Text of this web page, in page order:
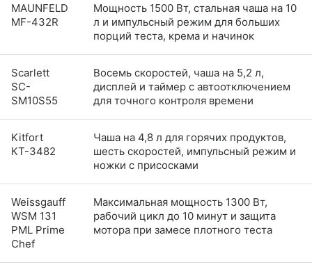
MAUNFELD
MF-432R
Мощность 1500 Вт, стальная чаша на 10
л и импульсный режим для больших
порций теста, крема и начинок
Scarlett
SC-
SM10S55
Восемь скоростей, чаша на 5,2 л,
дисплей и таймер с автоотключением
для точного контроля времени
Kitfort
КТ-3482
Чаша на 4,8 л для горячих продуктов,
шесть скоростей, импульсный режим и
ножки с присосками
Weissgauff
WSM 131
PML Prime
Chef
Максимальная мощность 1300 Вт,
рабочий цикл до 10 минут и защита
мотора при замесе плотного теста